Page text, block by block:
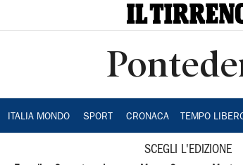
ITALIA MONDO SPORT CRONACA TEMPO
SCEGLI L'EDIZIONE